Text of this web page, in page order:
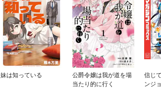
妹は知っている
公爵令嬢は我が道を場
当たり的に行く
信じ
ンジ